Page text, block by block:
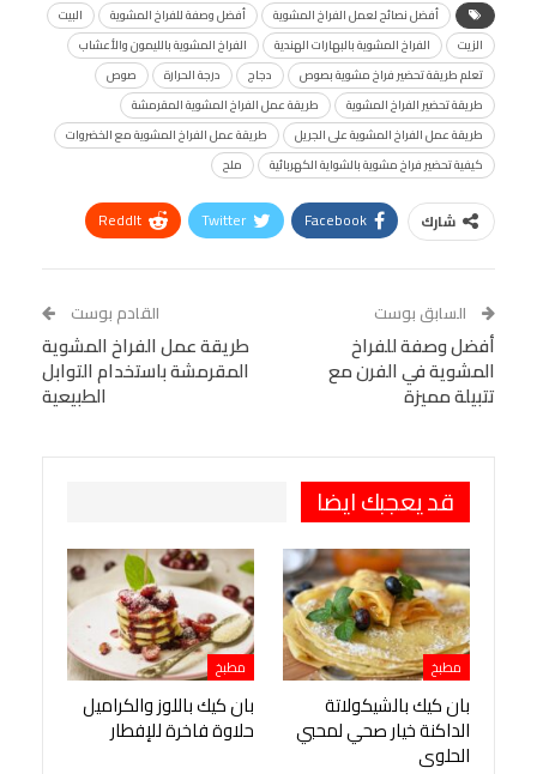
أفضل نصائح لعمل الفراخ المشوية أفضل وصفة للفراخ المشوية
البيت
الزيت
الفراخ المشوية بالبهارات الهندية
الفراخ المشوية بالليمون والأعشاب
تعلم طريقة تحضير فراخ مشوية بصوص
دجاج درجة الحرارة
صوص
طريقة تحضير الفراخ المشوية
طريقة عمل الفراخ المشوية المقرمشة
طريقة عمل الفراخ المشوية على الجريل
طريقة عمل الفراخ المشوية مع الخضروات
كيفية تحضير فراخ مشوية بالشواية الكهربائية
ملح
شارك Facebook
Twitter
ReddIt
Tumblr
البريد الإلكتروني
StumbleUpon
VK
Digg
LINE
BlackBerry
Viber
السابق بوست
أفضل وصفة للفراخ
المشوية في الفرن مع
تتبيلة مميزة
القادم بوست
طريقة عمل الفراخ المشوية
المقرمشة باستخدام التوابل
الطبيعية
قد يعجبك ايضا
مطبخ
بان كيك بالشيكولاتة
الداكنة خيار صحي لمحبي
الحلوى
مطبخ
بان كيك باللوز والكراميل
حلاوة فاخرة للإفطار